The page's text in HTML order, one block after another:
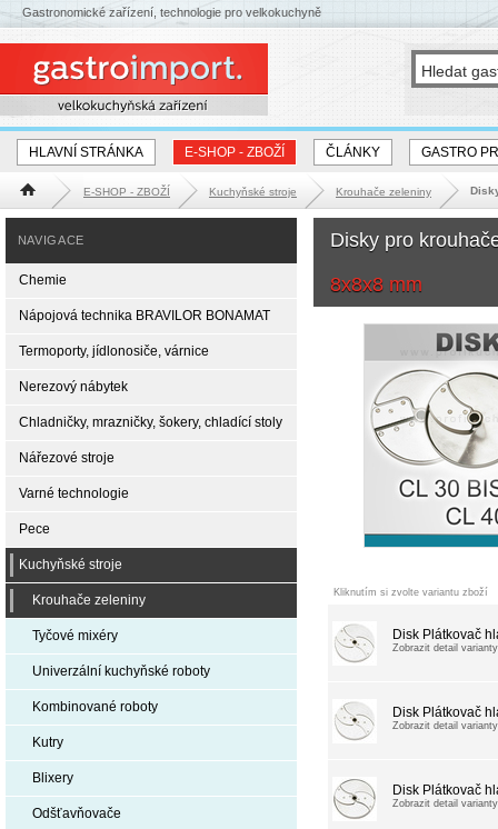
HLAVNÍ STRÁNKA E-SHOP - ZBOŽÍ ČLÁNKY GASTRO
Hlavní stránka E-SHOP - ZBOŽÍ Kuchyňské stroje Krouhače zeleniny
Disky pro
8x8x8 mm
Kliknutím si zvolte variantu zboží
Disk Plátkovač
Zobrazit detail varianty
Disk Plátkovač
Zobrazit detail varianty
Disk Plátkovač
Zobrazit detail varianty
NAVIGACE
Chemie
Nápojová technika BRAVILOR BONAMAT
Termoporty, jídlonosiče, várnice
Nerezový nábytek
Chladničky, mrazničky, šokery, chladící stoly
Nářezové stroje
Varné technologie
Pece
Kuchyňské stroje
Krouhače zeleniny
Tyčové mixéry
Univerzální kuchyňské roboty
Kombinované roboty
Kutry
Blixery
Odšťavňovače
Gastronomické zařízení, technologie pro velkokuchyně